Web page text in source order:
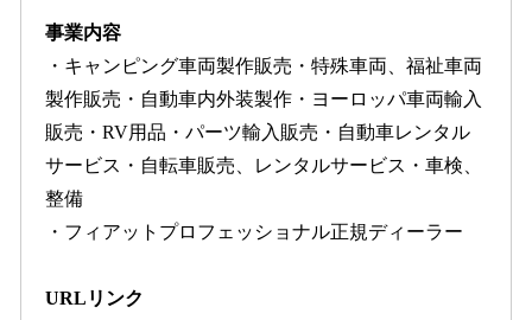
事業内容
・キャンピング車両製作販売・特殊車両、福祉車両
製作販売・自動車内外装製作・ヨーロッパ車両輸入
販売・RV用品・パーツ輸入販売・自動車レンタル
サービス・自転車販売、レンタルサービス・車検、
整備
・フィアットプロフェッショナル正規ディーラー
URLリンク